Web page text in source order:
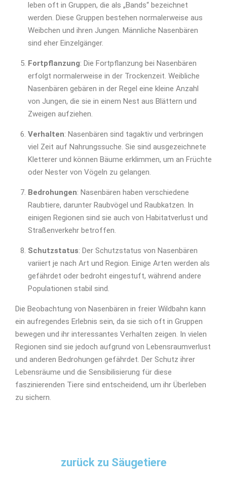
leben oft in Gruppen, die als „Bands“ bezeichnet
werden. Diese Gruppen bestehen normalerweise aus
Weibchen und ihren Jungen. Männliche Nasenbären
sind eher Einzelgänger.
Fortpflanzung: Die Fortpflanzung bei Nasenbären
erfolgt normalerweise in der Trockenzeit. Weibliche
Nasenbären gebären in der Regel eine kleine Anzahl
von Jungen, die sie in einem Nest aus Blättern und
Zweigen aufziehen.
Verhalten: Nasenbären sind tagaktiv und verbringen
viel Zeit auf Nahrungssuche. Sie sind ausgezeichnete
Kletterer und können Bäume erklimmen, um an Früchte
oder Nester von Vögeln zu gelangen.
Bedrohungen: Nasenbären haben verschiedene
Raubtiere, darunter Raubvögel und Raubkatzen. In
einigen Regionen sind sie auch von Habitatverlust und
Straßenverkehr betroffen.
Schutzstatus: Der Schutzstatus von Nasenbären
variiert je nach Art und Region. Einige Arten werden als
gefährdet oder bedroht eingestuft, während andere
Populationen stabil sind.
Die Beobachtung von Nasenbären in freier Wildbahn kann
ein aufregendes Erlebnis sein, da sie sich oft in Gruppen
bewegen und ihr interessantes Verhalten zeigen. In vielen
Regionen sind sie jedoch aufgrund von Lebensraumverlust
und anderen Bedrohungen gefährdet. Der Schutz ihrer
Lebensräume und die Sensibilisierung für diese
faszinierenden Tiere sind entscheidend, um ihr Überleben
zu sichern.
zurück zu Säugetiere